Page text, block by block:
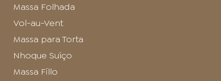
Massa Folhada
Vol-au-Vent
Massa para Torta
Nhoque Suíço
Massa Fillo